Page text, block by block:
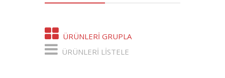
ÜRÜNLERI GRUPLA
ÜRÜNLERI LISTELE